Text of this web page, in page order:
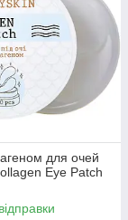
для очей
Eye Patch